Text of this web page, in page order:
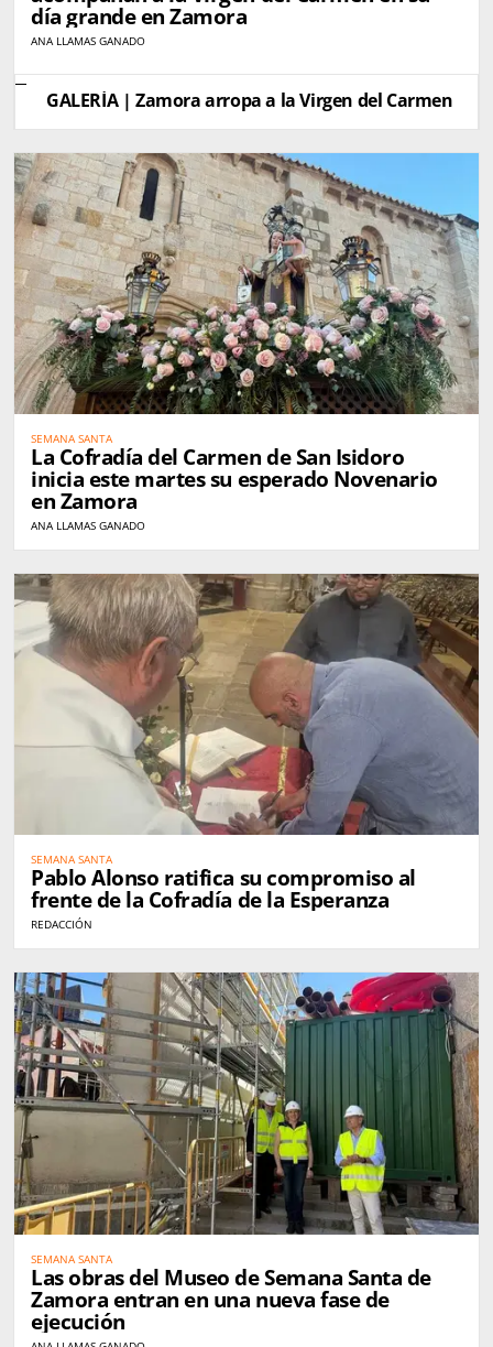
día grande en Zamora
ANA LLAMAS GANADO
GALERÍA | Zamora arropa a la Virgen del Carmen
SEMANA SANTA
La Cofradía del Carmen de San Isidoro
inicia este martes su esperado Novenario
en Zamora
ANA LLAMAS GANADO
SEMANA SANTA
Pablo Alonso ratifica su compromiso al
frente de la Cofradía de la Esperanza
REDACCIÓN
SEMANA SANTA
Las obras del Museo de Semana Santa de
Zamora entran en una nueva fase de
ejecución